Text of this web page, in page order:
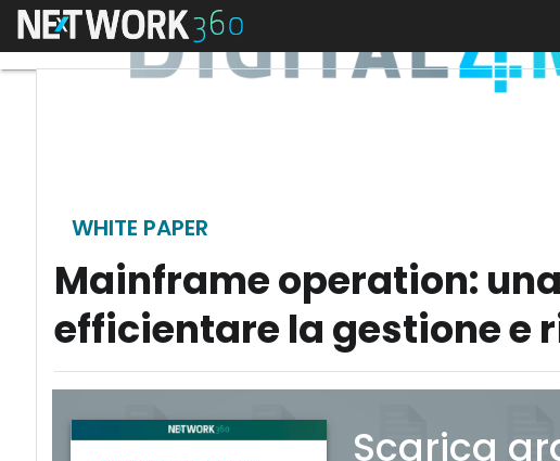
Menu
WHITE PAPER
Mainframe operation:
efficientare la gestione e
Scarica